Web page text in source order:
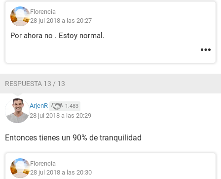
Florencia
28 jul 2018 a las 20:27
Por ahora no . Estoy normal.
RESPUESTA 13 / 13
ArjenR 1.483
28 jul 2018 a las 20:29
Entonces tienes un 90% de tranquilidad
Florencia
28 jul 2018 a las 20:30